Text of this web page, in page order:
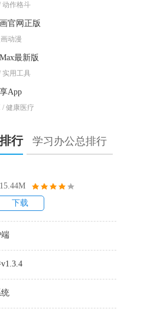
动作格斗
官网正版
动漫
最新版
实用工具
App
/ 健康医疗
行 学习办公总排行
下载